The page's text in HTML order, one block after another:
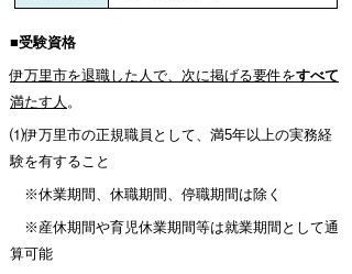
■受験資格
伊万里市を退職した人で、次に掲げる要件をすべて
満たす人 。
⑴伊万里市の正規職員として、満5年以上の実務経
験を有すること
※休業期間、休職期間、停職期間は除く
※産休期間や育児休業期間等は就業期間として通
算可能